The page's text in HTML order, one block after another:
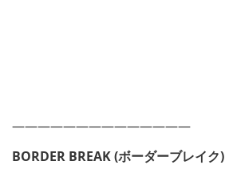
——————————————
BORDER BREAK (ボーダーブレイク)